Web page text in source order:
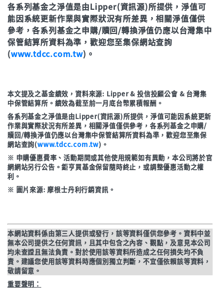
近6個月
0.67%
近1年(%)
-1.11%
近2年(%)
31.12%
近3年
立即申購
各系列基金之淨值是由Lipper(資訊源)所提供，淨值可
能因系統更新作業與實際狀況有所差異，相關淨值僅供
參考，各系列基金之申購/贖回/轉換淨值仍應以台灣集中
保管結算所資料為準，歡迎您至集保網站查詢
(www.tdcc.com.tw)。
本文提及之基金績效，資料來源: Lipper & 投信投顧公會 & 台灣集
中保管結算所。績效為截至前一月底台幣累積報酬。
各系列基金之淨值是由Lipper(資訊源)所提供，淨值可能因系統更新
作業與實際狀況有所差異，相關淨值僅供參考，各系列基金之申購/
贖回/轉換淨值仍應以台灣集中保管結算所資料為準，歡迎您至集保
網站查詢(www.tdcc.com.tw)。
※ 申購優惠費率、活動期間或其他使用規範如有異動，本公司將於官
網網站另行公告。鉅亨買基金保留隨時終止，或調整優惠活動之權
利。
※ 圖片來源: 摩根士丹利行銷資訊。
本網站資料係由第三人提供或發行，該等資料僅供您參考。資料中並
無本公司提供之任何資訊，且其中包含之內容、觀點，及意見本公司
均未查證且無法負責。對於使用該等資料所造成之任何損失均不負
責。建議您使用該等資料時應個別獨立判斷，不宜僅依賴該等資料，
敬請留意。
重要聲明：